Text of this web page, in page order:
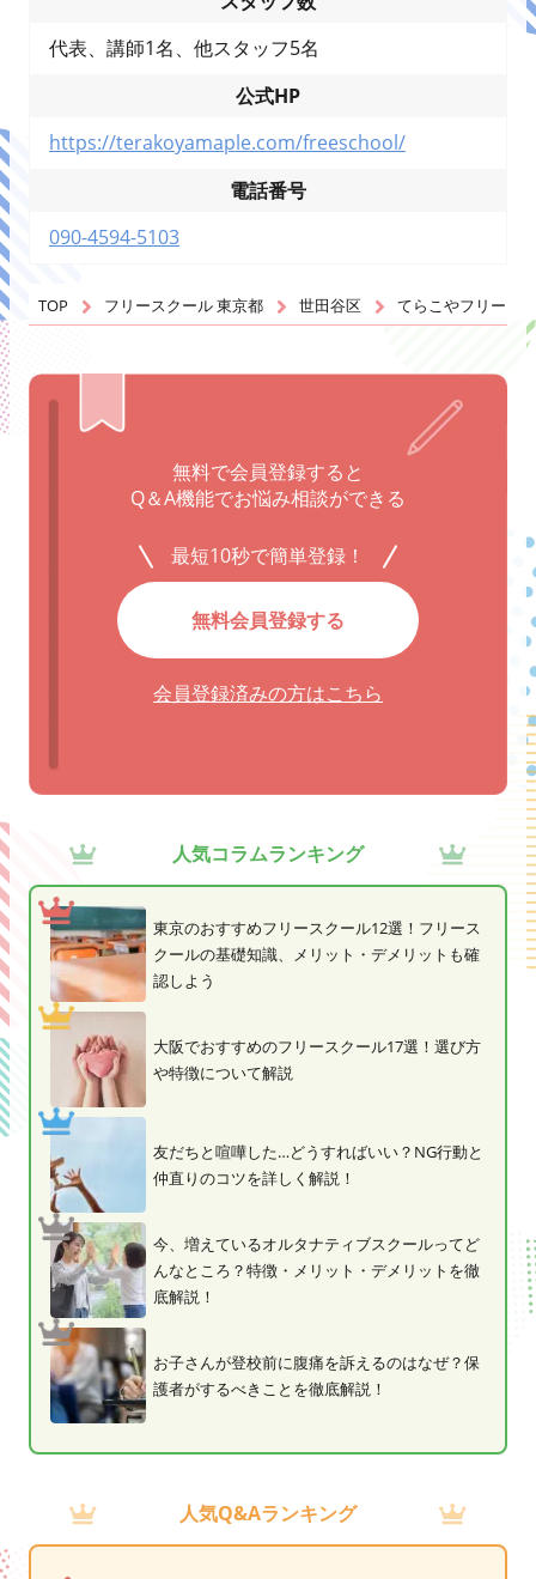
代表、講師1名、他スタッフ5名
公式HP
https://terakoyamaple.com/freeschool/
電話番号
090-4594-5103
TOP フリースクール 東京都 世田谷区 てらこやフリース
無料で会員登録すると
Q＆A機能でお悩み相談ができる
最短10秒で簡単登録！
無料会員登録する
会員登録済みの方はこちら
人気コラムランキング
東京のおすすめフリースクール12選！フリース
クールの基礎知識、メリット・デメリットも確
認しよう
大阪でおすすめのフリースクール17選！選び方
や特徴について解説
友だちと喧嘩した…どうすればいい？NG行動と
仲直りのコツを詳しく解説！
今、増えているオルタナティブスクールってど
んなところ？特徴・メリット・デメリットを徹
底解説！
お子さんが登校前に腹痛を訴えるのはなぜ？保
護者がするべきことを徹底解説！
人気Q&Aランキング